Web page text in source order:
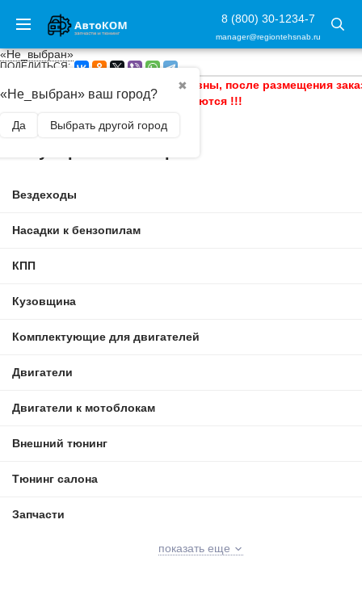
8 (800) 30-1234-7
manager@regiontehsnab.ru
«Не_выбран»
✖
«Не_выбран» ваш город?
Да Выбрать другой город
ПОДЕЛИТЬСЯ:
!!! Цены на сайте информативны, после размещения
уточняются !!!
Вездеходы
Насадки к бензопилам
КПП
Кузовщина
Комплектующие для двигателей
Двигатели
Двигатели к мотоблокам
Внешний тюнинг
Тюнинг салона
Запчасти
показать еще